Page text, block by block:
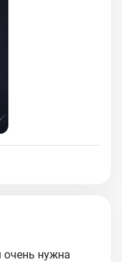
нужна